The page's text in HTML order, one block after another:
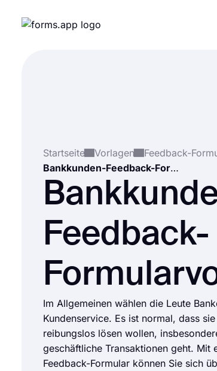
Startseite Vorlagen
Feedback-
Bankkunden-Feedback-Formularvorlage
Feedback-
Im Allgemeinen wählen die Leute
Kundenservice. Es ist normal, dass
reibungslos lösen wollen,
geschäftliche Transaktionen geht. Mit
Feedback-Formular können Sie sich